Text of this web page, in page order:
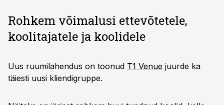
Rohkem võimalusi ettevõtetele,
koolitajatele ja koolidele
Uus ruumilahendus on toonud T1 Venue juurde ka
täiesti uusi kliendigruppe.